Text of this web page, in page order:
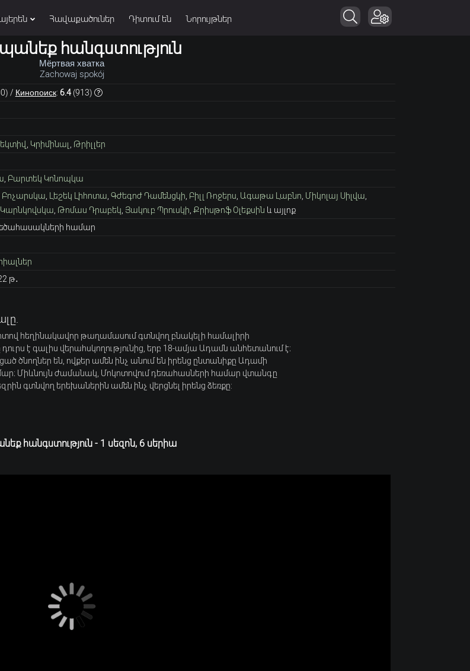
Հավաքածուներ Դիտում են Նորույթներ
հանգստություն
Мёртвая хватка
Zachowaj spokój
) / Кинопоиск: 6.4(913)
Կրիմինալ
Թրիլլեր
Բարտեկ Կոնոպկա
Լեշեկ Լիհոտա Գժեգոժ Դամենցկի Բիլլ Ռոջերս Ագաթա Լաբնո Միկոլայ Սիլվա
Թոմաս Դրաբեկ Յակուբ Պրուսկի Քրիսթոֆ Օլեքսին և այլոք
համար
թ․
հեղինակավոր թաղամասում գտնվող բնակելի համալիրի
է գալիս վերահսկողությունից, երբ 18-ամյա Ադամն անհետանում է։
ծնողներ են, ովքեր ամեն ինչ անում են իրենց ընտանիքը Ադամի
Միևնույն ժամանակ, Մոկոտովում դեռահասների համար վտանգը
գտնվող երեխաներին ամեն ինչ վերցնել իրենց ձեռքը:
հանգստություն - 1 սեզոն, 6 սերիա